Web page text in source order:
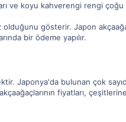
ve koyu kahverengi rengi
gösterir. Japon
bir ödeme yapılır.
Japonya'da bulunan çok
fiyatları,